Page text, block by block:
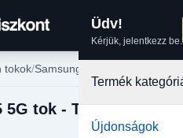
Üdv!
Kérjük, jelentkezz be.
Termék
Újdonságok
tokok Samsung tokok
5G tok - Tökéletes